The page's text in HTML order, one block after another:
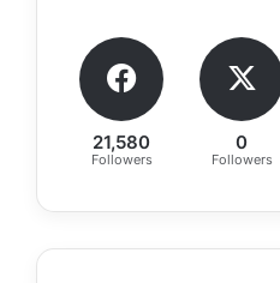
21,580
Followers
0
Followers